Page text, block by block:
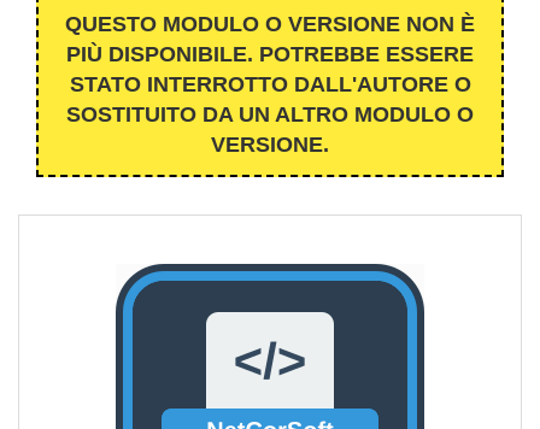
QUESTO MODULO O VERSIONE NON È
PIÙ DISPONIBILE. POTREBBE ESSERE
STATO INTERROTTO DALL'AUTORE O
SOSTITUITO DA UN ALTRO MODULO O
VERSIONE.